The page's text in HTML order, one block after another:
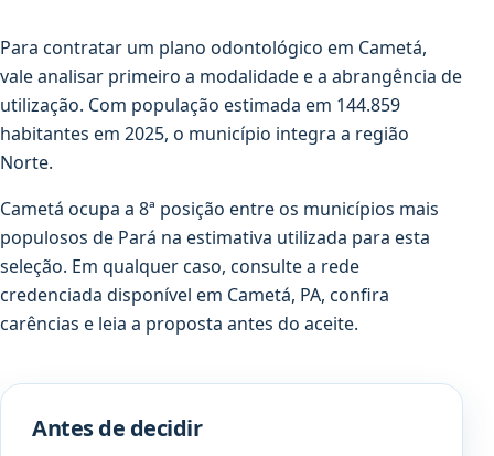
Para contratar um plano odontológico em Cametá,
vale analisar primeiro a modalidade e a abrangência de
utilização. Com população estimada em 144.859
habitantes em 2025, o município integra a região
Norte.
Cametá ocupa a 8ª posição entre os municípios mais
populosos de Pará na estimativa utilizada para esta
seleção. Em qualquer caso, consulte a rede
credenciada disponível em Cametá, PA, confira
carências e leia a proposta antes do aceite.
Antes de decidir